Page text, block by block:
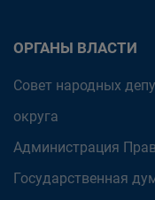
ОРГАНЫ ВЛАСТИ
Совет народных
округа
Администрация
Государственная